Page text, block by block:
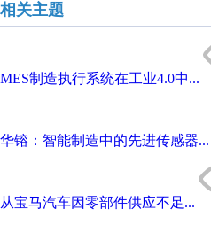
相关主题
MES制造执行系统在工业4.0中...
华镕：智能制造中的先进传感器...
从宝马汽车因零部件供应不足...